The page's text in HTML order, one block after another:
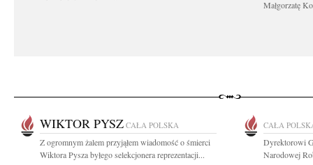
Małgorzatę
WIKTOR PYSZ CAŁA POLSKA
Z ogromnym żalem przyjąłem wiadomość o śmierci
Wiktora Pysza byłego selekcjonera reprezentacji...
CAŁA
Dyrektorowi
Narodowej